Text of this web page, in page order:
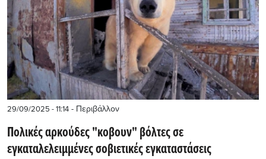
29/09/2025 - 11:14 - Περιβάλλον
Πολικές αρκούδες "κοβουν" βόλτες σε
εγκαταλελειμμένες σοβιετικές εγκαταστάσεις